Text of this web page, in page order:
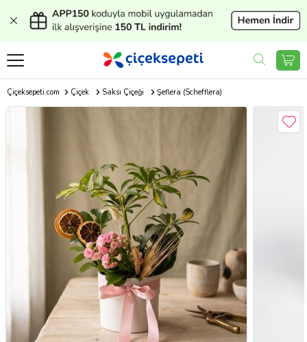
Çiçeksepeti.com Çiçek Saksı Çiçeği Şeflera (Schefflera)